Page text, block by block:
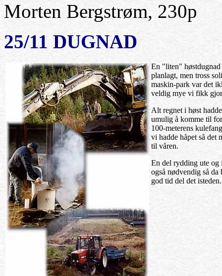
Morten Bergstrøm, 230p
25/11 DUGNAD
En "liten" høstdugnad
planlagt, men tross
maskin-park var det
veldig mye vi fikk
Alt regnet i høst
umulig å komme til
100-meterens
vi hadde håpet så det
til våren.
En del rydding ute og
også nødvendig så da
god tid del det isteden.